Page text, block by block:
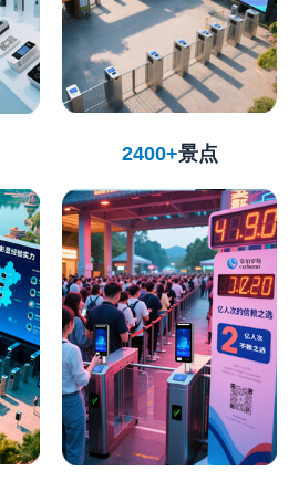
2400+景点